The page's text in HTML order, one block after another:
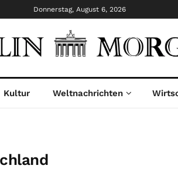
Donnerstag, August 6, 2026
Kultur Weltnachrichten